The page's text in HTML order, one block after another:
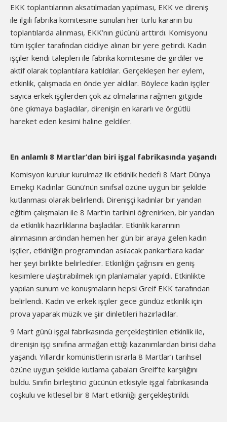
EKK toplantılarının aksatılmadan yapılması, EKK ve direniş
ile ilgili fabrika komitesine sunulan her türlü kararın bu
toplantılarda alınması, EKK’nın gücünü arttırdı. Komisyonu
tüm işçiler tarafından ciddiye alınan bir yere getirdi. Kadın
işçiler kendi talepleri ile fabrika komitesine de girdiler ve
aktif olarak toplantılara katıldılar. Gerçekleşen her eylem,
etkinlik, çalışmada en önde yer aldılar. Böylece kadın işçiler
sayıca erkek işçilerden çok az olmalarına rağmen gitgide
öne çıkmaya başladılar, direnişin en kararlı ve örgütlü
hareket eden kesimi haline geldiler.
En anlamlı 8 Martlar’dan biri işgal fabrikasında yaşandı
Komisyon kurulur kurulmaz ilk etkinlik hedefi 8 Mart Dünya
Emekçi Kadınlar Günü’nün sınıfsal özüne uygun bir şekilde
kutlanması olarak belirlendi. Direnişçi kadınlar bir yandan
eğitim çalışmaları ile 8 Mart’ın tarihini öğrenirken, bir yandan
da etkinlik hazırlıklarına başladılar. Etkinlik kararının
alınmasının ardından hemen her gün bir araya gelen kadın
işçiler, etkinliğin programından asılacak pankartlara kadar
her şeyi birlikte belirlediler. Etkinliğin çağrısını en geniş
kesimlere ulaştırabilmek için planlamalar yapıldı. Etkinlikte
yapılan sunum ve konuşmaların hepsi Greif EKK tarafından
belirlendi. Kadın ve erkek işçiler gece gündüz etkinlik için
prova yaparak müzik ve şiir dinletileri hazırladılar.
9 Mart günü işgal fabrikasında gerçekleştirilen etkinlik ile,
direnişin işçi sınıfına armağan ettiği kazanımlardan birisi daha
yaşandı. Yıllardır komünistlerin ısrarla 8 Martlar’ı tarihsel
özüne uygun şekilde kutlama çabaları Greif’te karşılığını
buldu. Sınıfın birleştirici gücünün etkisiyle işgal fabrikasında
coşkulu ve kitlesel bir 8 Mart etkinliği gerçekleştirildi.